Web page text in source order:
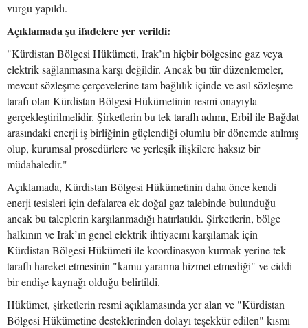
vurgu yapıldı.
Açıklamada şu ifadelere yer verildi:
"Kürdistan Bölgesi Hükümeti, Irak’ın hiçbir bölgesine gaz veya
elektrik sağlanmasına karşı değildir. Ancak bu tür düzenlemeler,
mevcut sözleşme çerçevelerine tam bağlılık içinde ve asıl sözleşme
tarafı olan Kürdistan Bölgesi Hükümetinin resmi onayıyla
gerçekleştirilmelidir. Şirketlerin bu tek taraflı adımı, Erbil ile Bağdat
arasındaki enerji iş birliğinin güçlendiği olumlu bir dönemde atılmış
olup, kurumsal prosedürlere ve yerleşik ilişkilere haksız bir
müdahaledir."
Açıklamada, Kürdistan Bölgesi Hükümetinin daha önce kendi
enerji tesisleri için defalarca ek doğal gaz talebinde bulunduğu
ancak bu taleplerin karşılanmadığı hatırlatıldı. Şirketlerin, bölge
halkının ve Irak’ın genel elektrik ihtiyacını karşılamak için
Kürdistan Bölgesi Hükümeti ile koordinasyon kurmak yerine tek
taraflı hareket etmesinin "kamu yararına hizmet etmediği" ve ciddi
bir endişe kaynağı olduğu belirtildi.
Hükümet, şirketlerin resmi açıklamasında yer alan ve "Kürdistan
Bölgesi Hükümetine desteklerinden dolayı teşekkür edilen" kısmı